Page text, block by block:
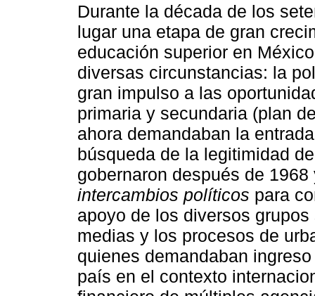
Durante la década de los
lugar una etapa de gran
educación superior en
diversas circunstancias: la
gran impulso a las
primaria y secundaria (plan
ahora demandaban la
búsqueda de la legitimidad
gobernaron después de
intercambios políticos para
apoyo de los diversos
medias y los procesos de
quienes demandaban
país en el contexto